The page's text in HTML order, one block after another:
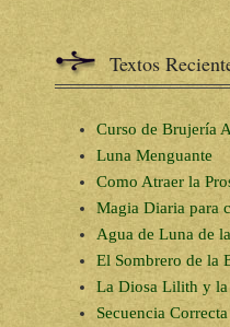
Textos
Curso de Brujería
Luna Menguante
Como Atraer la
Magia Diaria para
Agua de Luna de
El Sombrero de la
La Diosa Lilith y
Secuencia